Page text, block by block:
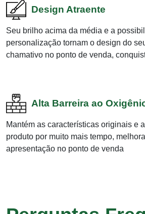
Design Atraente
Seu brilho acima da média e a
personalização tornam o design do
chamativo no ponto de venda,
Alta Barreira ao
Mantém as características originais e
produto por muito mais tempo,
apresentação no ponto de venda